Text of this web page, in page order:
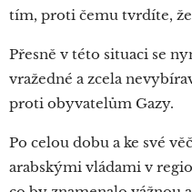
tím, proti čemu tvrdíte,
Přesně v této situaci se
vražedné a zcela
proti obyvatelům Gazy.
Po celou dobu a ke své
arabskými vládami v